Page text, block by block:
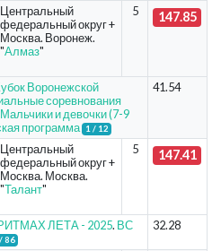
Центральный
федеральный округ +
Москва. Воронеж.
"Алмаз"
5 147.85
Воронежской
соревнования
и девочки (7-9
программа
1 / 12
41.54
Центральный
федеральный округ +
Москва. Москва.
"Талант"
5 147.41
РИТМАХ ЛЕТА - 2025. ВС
86
32.28